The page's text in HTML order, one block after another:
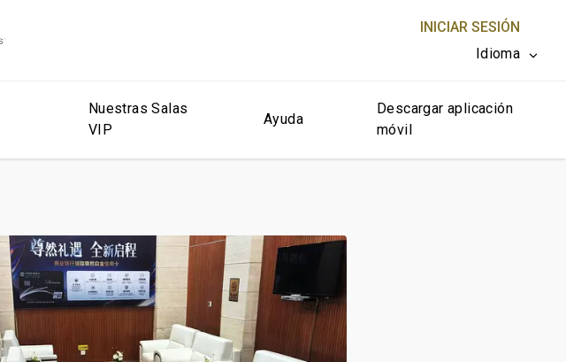
INICIAR SESIÓN
Idioma
CERRAR X
Nuestras Salas
VIP
Ayuda
Descargar aplicación
móvil